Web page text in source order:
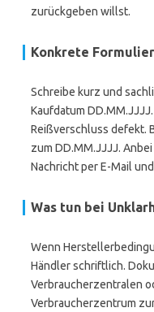
zurückgeben willst.
Konkrete
Schreibe kurz und
Kaufdatum
Reißverschluss defekt.
zum DD.MM.JJJJ.
Nachricht per E-Mail
Was tun bei
Wenn
Händler schriftlich.
Verbraucherzentralen
Verbraucherzentrum